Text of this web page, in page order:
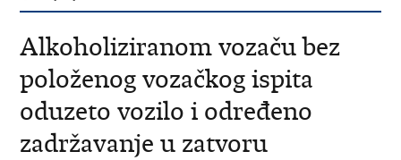
Alkoholiziranom vozaču bez
položenog vozačkog ispita
oduzeto vozilo i određeno
zadržavanje u zatvoru